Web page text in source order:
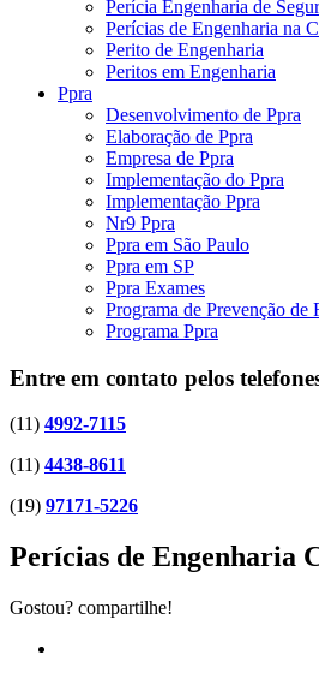
Perícia Engenharia de
Perícias de Engenharia na
Perito de Engenharia
Peritos em Engenharia
Ppra
Desenvolvimento de Ppra
Elaboração de Ppra
Empresa de Ppra
Implementação do Ppra
Implementação Ppra
Nr9 Ppra
Ppra em São Paulo
Ppra em SP
Ppra Exames
Programa de Prevenção de
Programa Ppra
Entre em contato pelos
(11) 4992-7115
(11) 4438-8611
(19) 97171-5226
Perícias de Engenharia
Gostou? compartilhe!